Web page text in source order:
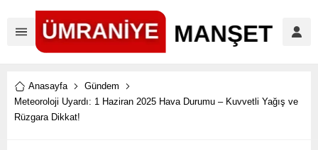
Anasayfa
Gündem
Meteoroloji Uyardı: 1 Haziran 2025 Hava Durumu – Kuvvetli Yağış ve
Rüzgara Dikkat!